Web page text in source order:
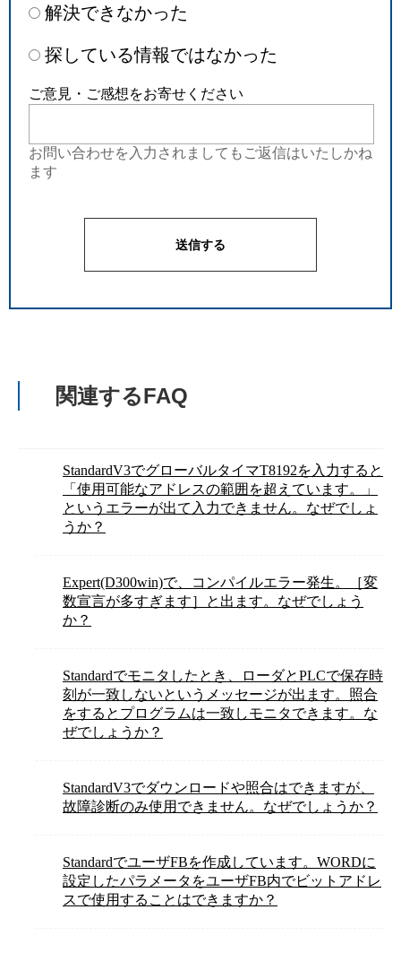
解決できなかった
探している情報ではなかった
ご意見・ご感想をお寄せください
お問い合わせを入力されましてもご返信はいたしかね
ます
関連するFAQ
StandardV3でグローバルタイマT8192を入力すると
「使用可能なアドレスの範囲を超えています。」
というエラーが出て入力できません。なぜでしょ
うか？
Expert(D300win)で、コンパイルエラー発生。［変
数宣言が多すぎます］と出ます。なぜでしょう
か？
Standardでモニタしたとき、ローダとPLCで保存時
刻が一致しないというメッセージが出ます。照合
をするとプログラムは一致しモニタできます。な
ぜでしょうか？
StandardV3でダウンロードや照合はできますが、
故障診断のみ使用できません。なぜでしょうか？
StandardでユーザFBを作成しています。WORDに
設定したパラメータをユーザFB内でビットアドレ
スで使用することはできますか？